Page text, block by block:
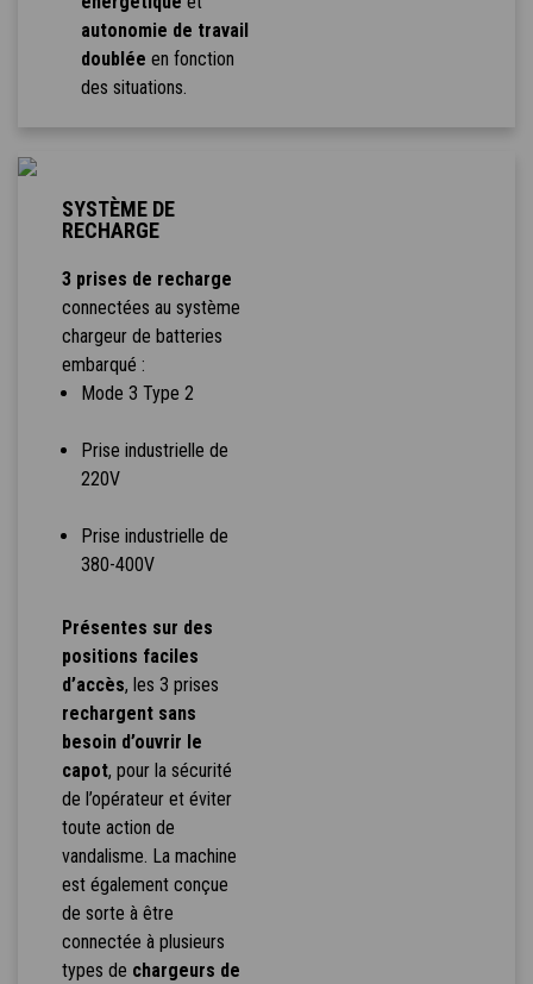
autonomie de travail
doublée en fonction
des situations.
SYSTÈME DE
RECHARGE
3 prises de recharge
connectées au système
chargeur de batteries
embarqué :
Mode 3 Type 2
Prise industrielle de
220V
Prise industrielle de
380-400V
Présentes sur des
positions faciles
d’accès, les 3 prises
rechargent sans
besoin d’ouvrir le
capot, pour la sécurité
de l’opérateur et éviter
toute action de
vandalisme. La machine
est également conçue
de sorte à être
connectée à plusieurs
types de chargeurs de